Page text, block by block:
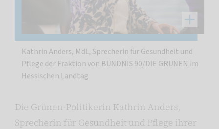
Kathrin Anders, MdL, Sprecherin für Gesundheit und
Pflege der Fraktion von BÜNDNIS 90/DIE GRÜNEN im
Hessischen Landtag
Die Grünen-Politikerin Kathrin Anders,
Sprecherin für Gesundheit und Pflege ihrer